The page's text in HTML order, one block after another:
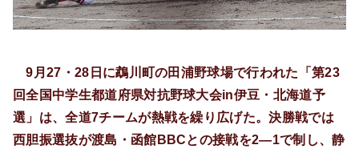
9月27・28日に鵡川町の田浦野球場で行われた「第23
回全国中学生都道府県対抗野球大会in伊豆・北海道予
選」は、全道7チームが熱戦を繰り広げた。決勝戦では
西胆振選抜が渡島・函館BBCとの接戦を2―1で制し、静